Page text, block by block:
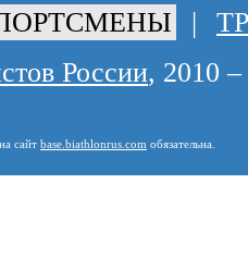
|
России, 2010
сайт base.biathlonrus.com обязательна.